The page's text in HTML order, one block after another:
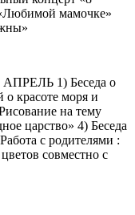
мамочке»
1) Беседа о
красоте моря и
на тему
царство» 4) Беседа
с родителями :
совместно с